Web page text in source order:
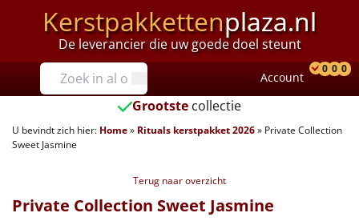
Kerstpakkettenplaza.nl
De leverancier die uw goede doel steunt
Prijzen
Tot €25
€25 tot €35
€40 tot €45
Account
0 0 0
Grootste collectie
U bevindt zich hier: Home» Rituals kerstpakket 2026» Private Collection
Sweet Jasmine
Terug naar overzicht
Private Collection Sweet Jasmine